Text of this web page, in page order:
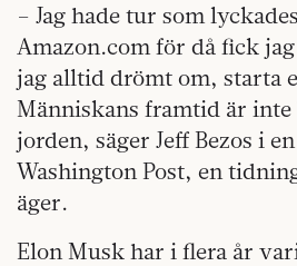
– Jag hade tur som
Amazon.com för då fick
jag alltid drömt om, starta
Människans framtid är
jorden, säger Jeff Bezos i
Washington Post, en
äger.
Elon Musk har i flera år